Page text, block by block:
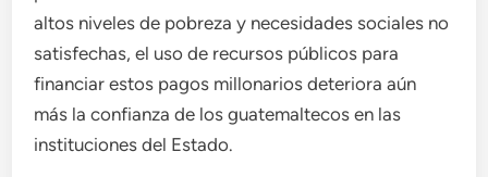
altos niveles de pobreza y necesidades sociales no
satisfechas, el uso de recursos públicos para
financiar estos pagos millonarios deteriora aún
más la confianza de los guatemaltecos en las
instituciones del Estado.